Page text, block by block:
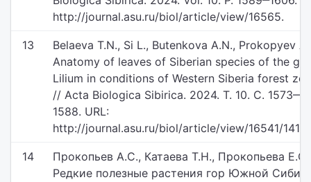
http://journal.asu.ru/biol/article/view/16565.
13
Belaeva T.N., Si L., Butenkova A.N., Prokopyev
Anatomy of leaves of Siberian species of the
Lilium in conditions of Western Siberia forest
// Acta Biologica Sibirica. 2024. Т. 10. С. 1573‒
1588. URL:
http://journal.asu.ru/biol/article/view/16541/
14
Прокопьев А.С., Катаева Т.Н., Прокопьева Е.С.
Редкие полезные растения гор Южной